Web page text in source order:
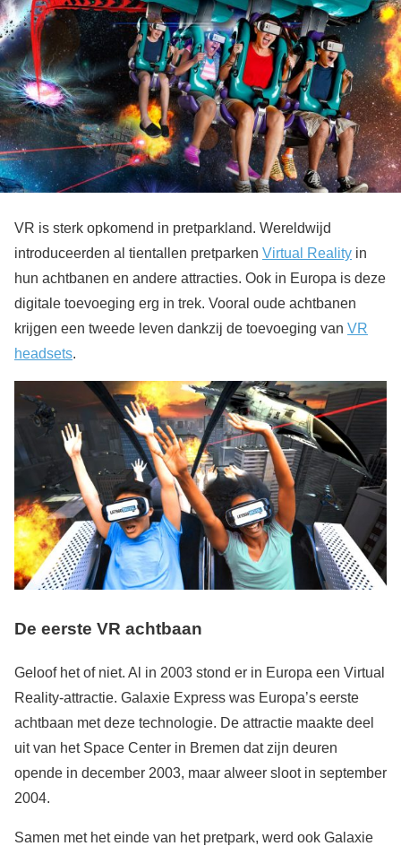
VR is sterk opkomend in pretparkland. Wereldwijd
introduceerden al tientallen pretparken Virtual Reality in
hun achtbanen en andere attracties. Ook in Europa is deze
digitale toevoeging erg in trek. Vooral oude achtbanen
krijgen een tweede leven dankzij de toevoeging van VR
headsets.
De eerste VR achtbaan
Geloof het of niet. Al in 2003 stond er in Europa een Virtual
Reality-attractie. Galaxie Express was Europa’s eerste
achtbaan met deze technologie. De attractie maakte deel
uit van het Space Center in Bremen dat zijn deuren
opende in december 2003, maar alweer sloot in september
2004.
Samen met het einde van het pretpark, werd ook Galaxie